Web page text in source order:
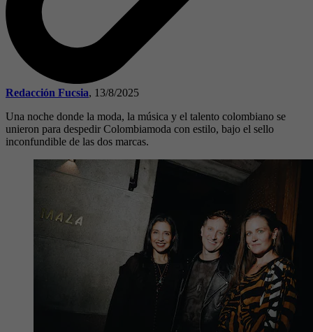
Redacción Fucsia, 13/8/2025
Una noche donde la moda, la música y el talento colombiano se
unieron para despedir Colombiamoda con estilo, bajo el sello
inconfundible de las dos marcas.